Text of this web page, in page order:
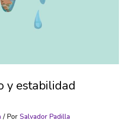
y estabilidad
/ Por Salvador Padilla